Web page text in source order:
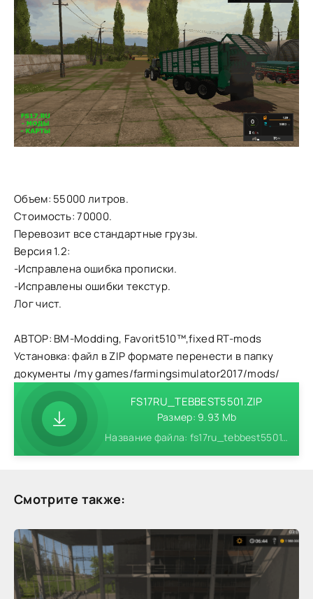
Объем: 55000 литров.
Стоимость: 70000.
Перевозит все стандартные грузы.
Версия 1.2:
-Исправлена ошибка прописки.
-Исправлены ошибки текстур.
Лог чист.
АВТОР: BM-Modding, Favorit510™,fixed RT-mods
Установка: файл в ZIP формате перенести в папку
документы /my games/farmingsimulator2017/mods/
FS17RU_TEBBEST5501.ZIP
Размер: 9.93 Mb
Название файла: fs17ru_tebbest5501.zip
Смотрите также: